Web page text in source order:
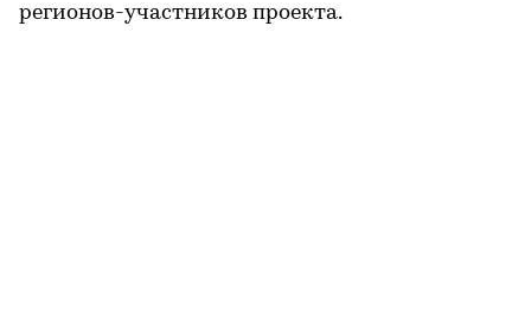
регионов-участников проекта.